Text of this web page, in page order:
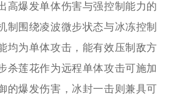
高爆发单体伤害与强控制能力的
制围绕凌波微步状态与冰冻控制
均为单体攻击，能有效压制敌方
杀莲花作为远程单体攻击可施加
的爆发伤害，冰封一击则兼具可